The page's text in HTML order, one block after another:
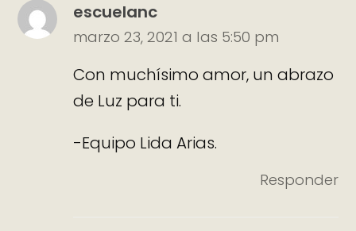
escuelanc
marzo 23, 2021 a las 5:50 pm
Con muchísimo amor, un abrazo
de Luz para ti.
-Equipo Lida Arias.
Responder